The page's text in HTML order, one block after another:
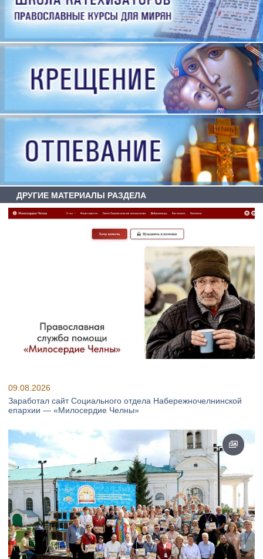
ДРУГИЕ МАТЕРИАЛЫ РАЗДЕЛА
09.08.2026
Заработал сайт Социального отдела Набережночелнинской
епархии — «Милосердие Челны»